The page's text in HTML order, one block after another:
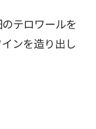
テロワールを
ンを造り出し